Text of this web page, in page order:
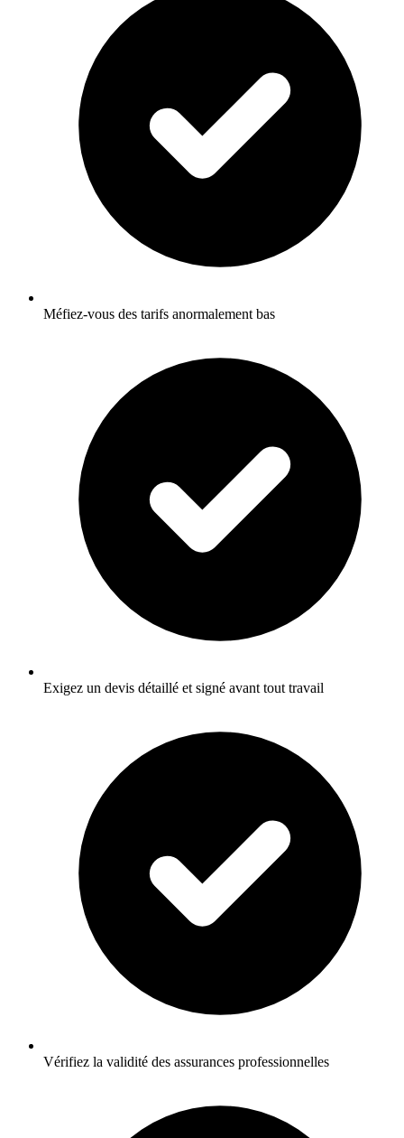
Méfiez-vous des tarifs anormalement bas
Exigez un devis détaillé et signé avant tout travail
Vérifiez la validité des assurances professionnelles